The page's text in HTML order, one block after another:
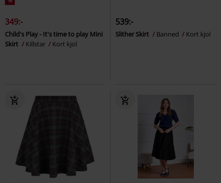
349:-
Child's Play - It's time to play Mini
Skirt
Killstar Kort kjol
539:-
Slither Skirt Banned Kort kjol